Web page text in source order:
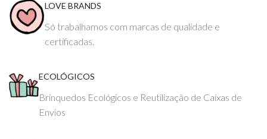
LOVE BRANDS
Só trabalhamos com marcas de qualidade e
certificadas.
ECOLÓGICOS
Brinquedos Ecológicos e Reutilização de Caixas de
Envios